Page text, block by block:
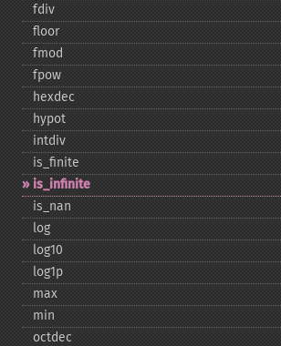
fdiv
floor
fmod
fpow
hexdec
hypot
intdiv
is_​finite
is_​infinite
is_​nan
log
log10
log1p
max
min
octdec